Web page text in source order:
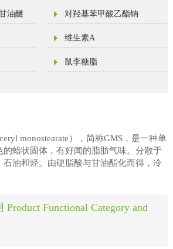
油醚 对羟基苯甲酸乙酯钠
维生素A
鼠李糖脂
monostearate），简称GMS，是一种单
的蜡状固体，有好闻的脂肪气味。分散于
油和烃。由硬脂酸与甘油酯化而得，冷
Functional Category and